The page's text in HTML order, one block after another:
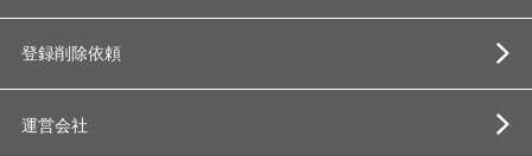
登録削除依頼
運営会社